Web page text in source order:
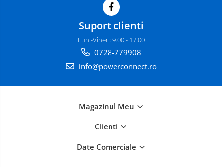
Suport clienti
Luni-Vineri: 9.00 - 17.00
0728-779908
info@powerconnect.ro
Magazinul Meu
Clienti
Date Comerciale